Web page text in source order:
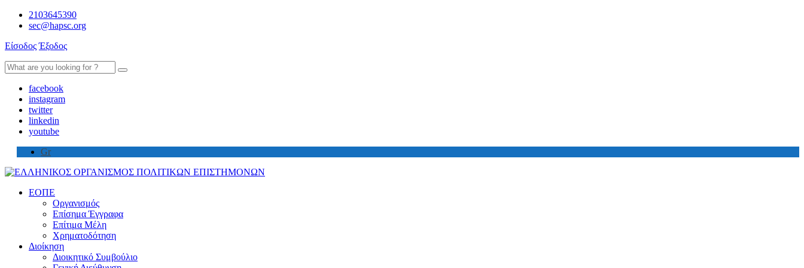
2103645390
sec@hapsc.org
Είσοδος Έξοδος
Search
for:
facebook
instagram
twitter
linkedin
youtube
Gr
ΕΟΠΕ
Οργανισμός
Επίσημα Έγγραφα
Επίτιμα Μέλη
Χρηματοδότηση
Διοίκηση
Διοικητικό Συμβούλιο